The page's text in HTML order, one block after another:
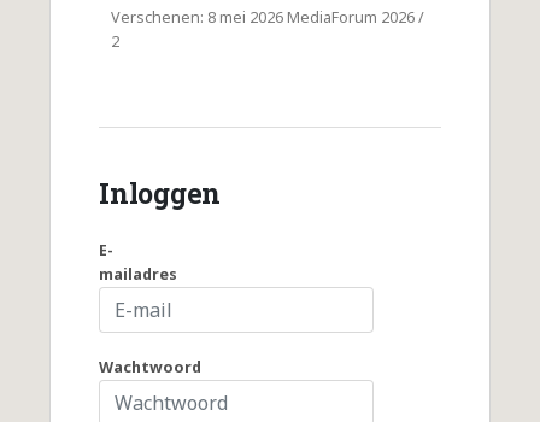
Verschenen: 8 mei 2026 MediaForum 2026 /
2
Inloggen
E-
mailadres
Wachtwoord